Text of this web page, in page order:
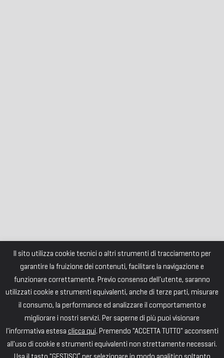
Il sito utilizza cookie tecnici o altri strumenti di tracciamento per
garantire la fruizione dei contenuti, facilitare la navigazione e
funzionare correttamente. Previo consenso dell'utente, saranno
utilizzati cookie e strumenti equivalenti, anche di terze parti, misurare
il consumo, la performance ed analizzare il comportamento e
migliorare i nostri servizi. Per saperne di più puoi visionare
l'informativa estesa clicca qui. Premendo "ACCETTA TUTTO" acconsenti
all'uso di cookie e strumenti equivalenti non strettamente necessari.